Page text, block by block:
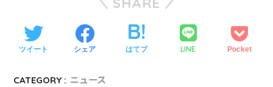
ツイート シェア はてブ LINE Pocket
CATEGORY : ニュース